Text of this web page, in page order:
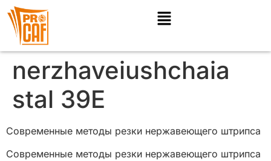
nerzhaveiushchaia
stal 39E
Современные методы резки нержавеющего штрипса
Современные методы резки нержавеющего штрипса